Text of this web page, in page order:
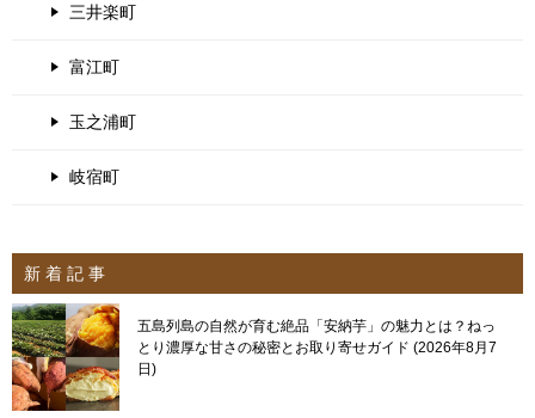
三井楽町
富江町
玉之浦町
岐宿町
新 着 記 事
五島列島の自然が育む絶品「安納芋」の魅力とは？ねっ
とり濃厚な甘さの秘密とお取り寄せガイド 2026年8月7
日